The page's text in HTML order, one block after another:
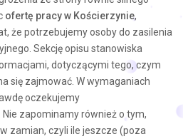
ofertę pracy w Kościerzynie,
że potrzebujemy osoby do zasilenia
Sekcję opisu stanowiska
dotyczącymi tego, czym
się zajmować. W wymaganiach
oczekujemy
zapominamy również o tym,
zamian, czyli ile jeszcze (poza